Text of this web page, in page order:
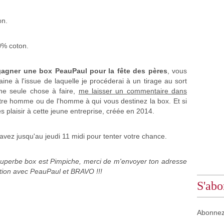
coton.
une box PeauPaul pour la fête des pères , vous
à l'issue de laquelle je procéderai à un tirage au sort
seule chose à faire, me laisser un commentaire dans
homme ou de l'homme à qui vous destinez la box. Et si
plaisir à cette jeune entreprise, créée en 2014.
jusqu'au jeudi 11 midi pour tenter votre chance.
box est Pimpiche, merci de m'envoyer ton adresse
avec PeauPaul et BRAVO !!!